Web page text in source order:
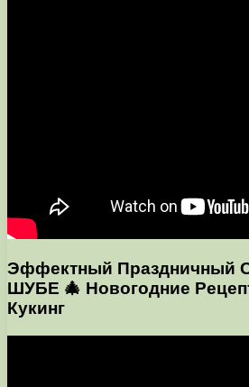
Эффектный Праздничный
ШУБЕ 🎄 Новогодние
Кукинг